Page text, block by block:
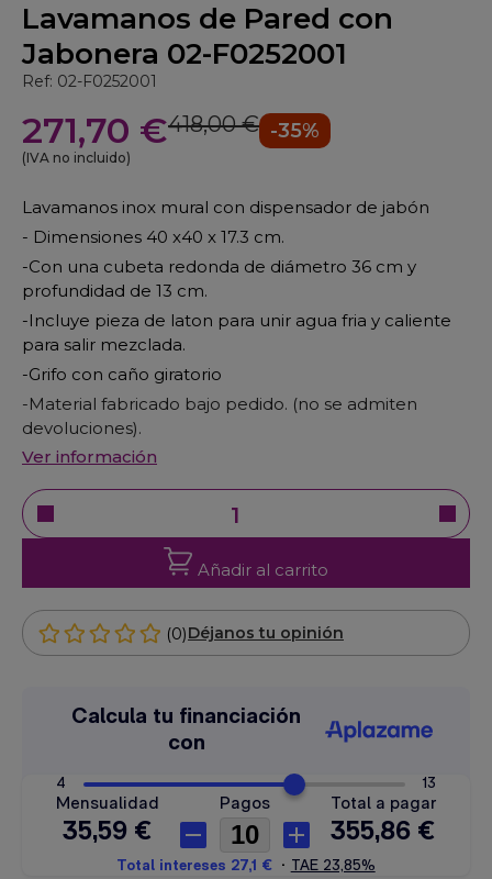
Lavamanos de Pared con
Jabonera 02-F0252001
Ref: 02-F0252001
271,70 €418,00 € -35%
(IVA no incluido)
Lavamanos inox mural con dispensador de jabón
- Dimensiones 40 x40 x 17.3 cm.
-Con una cubeta redonda de diámetro 36 cm y
profundidad de 13 cm.
-Incluye pieza de laton para unir agua fria y caliente
para salir mezclada.
-Grifo con caño giratorio
-Material fabricado bajo pedido. (no se admiten
devoluciones).
Ver información
Añadir al carrito
(0)Déjanos tu opinión